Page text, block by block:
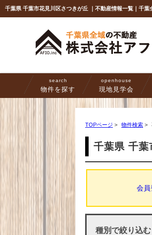
千葉県 千葉市花見川区さつきが丘 ｜不動産情報一覧｜千葉
search
物件を探す
openhouse
現地見学会
TOPページ > 物件検索 >
千葉県 千葉
会員
種別で絞り込む